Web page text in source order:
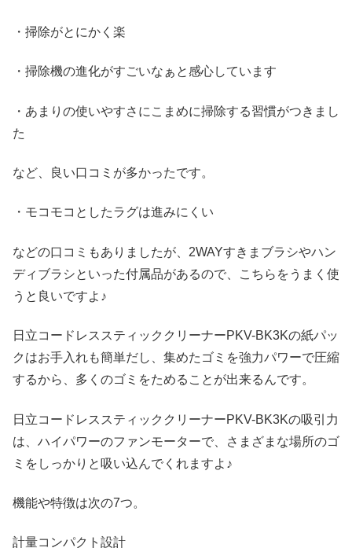
・掃除がとにかく楽
・掃除機の進化がすごいなぁと感心しています
・あまりの使いやすさにこまめに掃除する習慣がつきまし
た
など、良い口コミが多かったです。
・モコモコとしたラグは進みにくい
などの口コミもありましたが、2WAYすきまブラシやハン
ディブラシといった付属品があるので、こちらをうまく使
うと良いですよ♪
日立コードレススティッククリーナーPKV-BK3Kの紙パッ
クはお手入れも簡単だし、集めたゴミを強力パワーで圧縮
するから、多くのゴミをためることが出来るんです。
日立コードレススティッククリーナーPKV-BK3Kの吸引力
は、ハイパワーのファンモーターで、さまざまな場所のゴ
ミをしっかりと吸い込んでくれますよ♪
機能や特徴は次の7つ。
計量コンパクト設計